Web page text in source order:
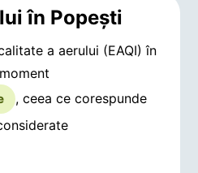
în Popeşti
a aerului (EAQI) în
, ceea ce corespunde